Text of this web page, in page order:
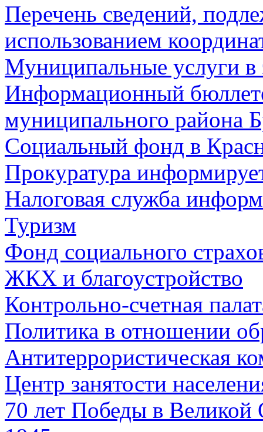
Перечень сведений,
использованием
Муниципальные услуги в
Информационный
муниципального района
Социальный фонд в
Прокуратура
Налоговая служба
Туризм
Фонд социального
ЖКХ и благоустройство
Контрольно-счетная
Политика в отношении
Антитеррористическая
Центр занятости
70 лет Победы в Великой